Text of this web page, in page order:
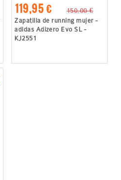
119,95 €
150,00 €
Zapatilla de running mujer -
adidas Adizero Evo SL -
KJ2551